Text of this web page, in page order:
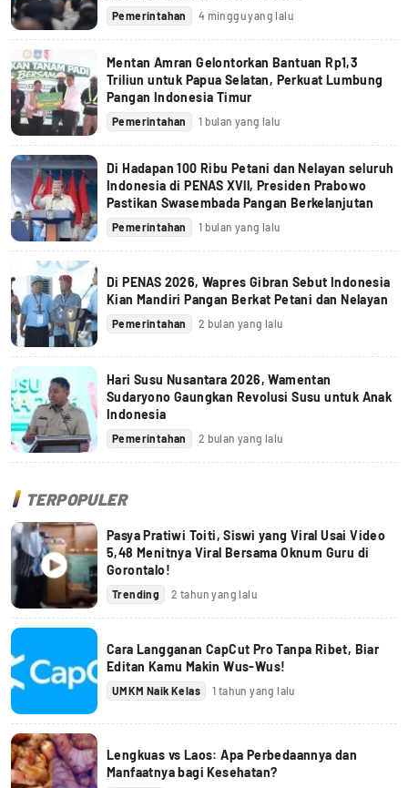
Pemerintahan 4 minggu yang lalu
Mentan Amran Gelontorkan Bantuan Rp1,3
Triliun untuk Papua Selatan, Perkuat Lumbung
Pangan Indonesia Timur
Pemerintahan 1 bulan yang lalu
Di Hadapan 100 Ribu Petani dan Nelayan seluruh
Indonesia di PENAS XVll, Presiden Prabowo
Pastikan Swasembada Pangan Berkelanjutan
Pemerintahan 1 bulan yang lalu
Di PENAS 2026, Wapres Gibran Sebut Indonesia
Kian Mandiri Pangan Berkat Petani dan Nelayan
Pemerintahan 2 bulan yang lalu
Hari Susu Nusantara 2026, Wamentan
Sudaryono Gaungkan Revolusi Susu untuk Anak
Indonesia
Pemerintahan 2 bulan yang lalu
TERPOPULER
Pasya Pratiwi Toiti, Siswi yang Viral Usai Video
5,48 Menitnya Viral Bersama Oknum Guru di
Gorontalo!
Trending 2 tahun yang lalu
Cara Langganan CapCut Pro Tanpa Ribet, Biar
Editan Kamu Makin Wus-Wus!
UMKM Naik Kelas 1 tahun yang lalu
Lengkuas vs Laos: Apa Perbedaannya dan
Manfaatnya bagi Kesehatan?